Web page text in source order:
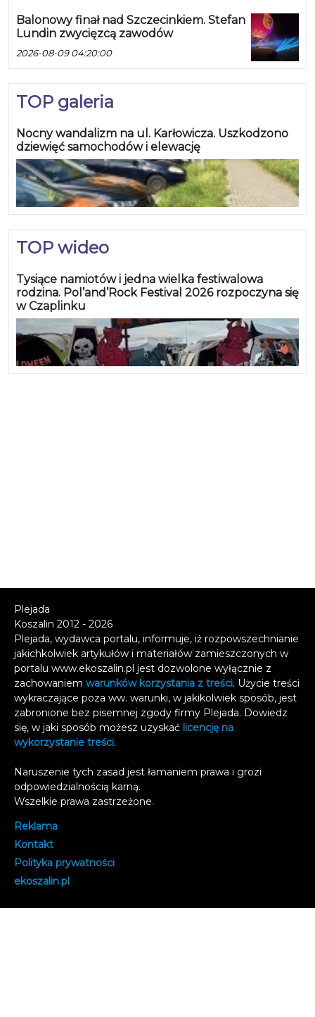
Balonowy finał nad Szczecinkiem. Stefan
Lundin zwycięzcą zawodów
2026-08-09 04:20:00
TOP galeria
Nocny wandalizm na ul. Karłowicza. Uszkodzono
dziewięć samochodów i elewację
TOP wideo
Tysiące namiotów i jedna wielka festiwalowa
rodzina. Pol’and’Rock Festival 2026 rozpoczyna się
w Czaplinku
Plejada
Koszalin 2012 - 2026
Plejada, wydawca portalu, informuje, iż rozpowszechnianie
jakichkolwiek artykułów i materiałów zamieszczonych w
portalu www.ekoszalin.pl jest dozwolone wyłącznie z
zachowaniem warunków korzystania z treści. Użycie treści
wykraczające poza ww. warunki, w jakikolwiek sposób, jest
zabronione bez pisemnej zgody firmy Plejada. Dowiedz
się, w jaki sposób możesz uzyskać licencję na
wykorzystanie treści.
Naruszenie tych zasad jest łamaniem prawa i grozi
odpowiedzialnością karną.
Wszelkie prawa zastrzeżone.
Reklama
Kontakt
Polityka prywatności
ekoszalin.pl